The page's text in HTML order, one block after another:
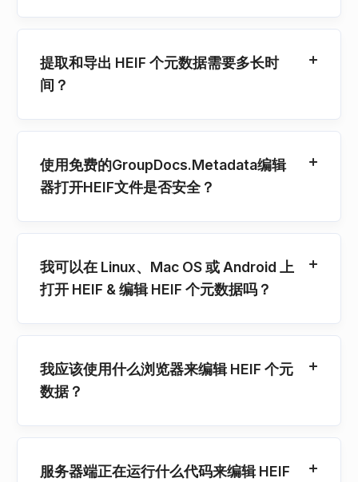
提取和导出 HEIF 个元数据需要多长时
间？
使用免费的GroupDocs.Metadata编辑
器打开HEIF文件是否安全？
我可以在 Linux、Mac OS 或 Android 上
打开 HEIF & 编辑 HEIF 个元数据吗？
我应该使用什么浏览器来编辑 HEIF 个元
数据？
服务器端正在运行什么代码来编辑 HEIF